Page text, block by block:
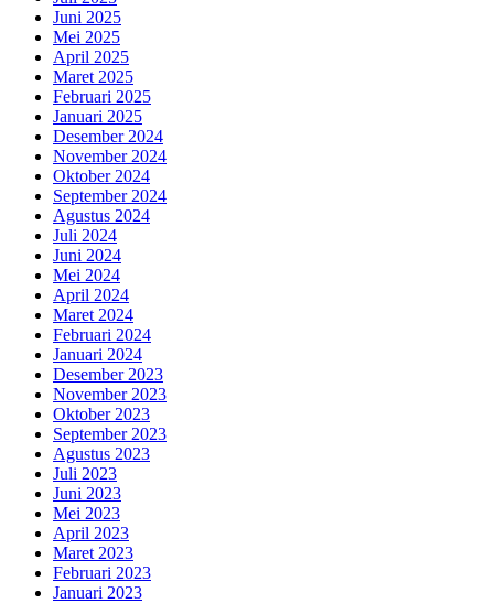
Juni 2025
Mei 2025
April 2025
Maret 2025
Februari 2025
Januari 2025
Desember 2024
November 2024
Oktober 2024
September 2024
Agustus 2024
Juli 2024
Juni 2024
Mei 2024
April 2024
Maret 2024
Februari 2024
Januari 2024
Desember 2023
November 2023
Oktober 2023
September 2023
Agustus 2023
Juli 2023
Juni 2023
Mei 2023
April 2023
Maret 2023
Februari 2023
Januari 2023